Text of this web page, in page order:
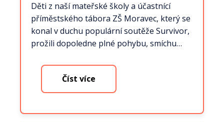
Děti z naší mateřské školy a účastnící
příměstského tábora ZŠ Moravec, který se
konal v duchu populární soutěže Survivor,
prožili dopoledne plné pohybu, smíchu…
Číst více